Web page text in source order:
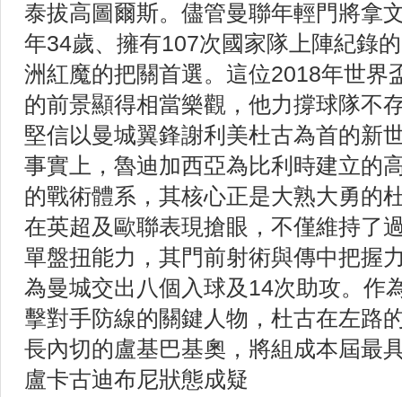
泰拔高圖爾斯。儘管曼聯年輕門將拿
年34歲、擁有107次國家隊上陣紀錄
洲紅魔的把關首選。這位2018年世界
的前景顯得相當樂觀，他力撐球隊不
堅信以曼城翼鋒謝利美杜古為首的新
事實上，魯迪加西亞為比利時建立的
的戰術體系，其核心正是大熟大勇的
在英超及歐聯表現搶眼，不僅維持了
單盤扭能力，其門前射術與傳中把握
為曼城交出八個入球及14次助攻。作
擊對手防線的關鍵人物，杜古在左路
長內切的盧基巴基奧，將組成本屆最
盧卡古迪布尼狀態成疑